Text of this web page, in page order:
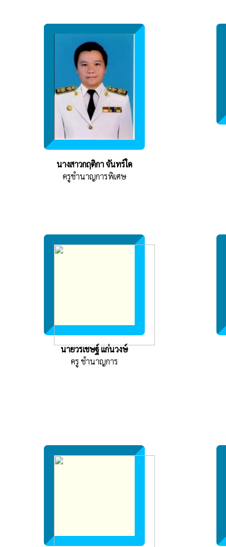
นางสาวกฤติกา จันทร์ใด
ครูชำนาญการพิเศษ
นายวรเชษฐ์ แก่นวงษ์
ครู ชำนาญการ